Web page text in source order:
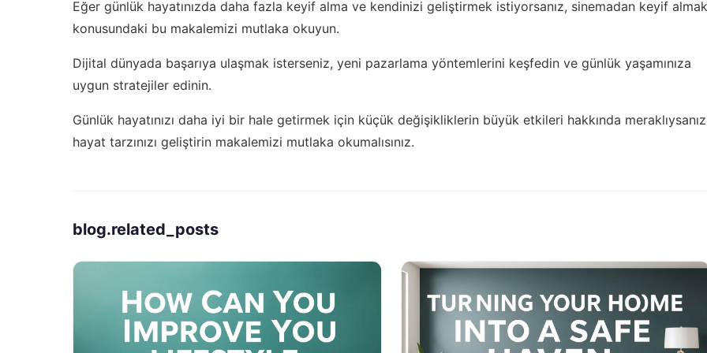
Eğer günlük hayatınızda daha fazla keyif alma ve kendinizi geliştirmek istiyorsanız, sinemadan keyif almak
konusundaki bu makalemizi mutlaka okuyun.
Dijital dünyada başarıya ulaşmak isterseniz, yeni pazarlama yöntemlerini keşfedin ve günlük yaşamınıza
uygun stratejiler edinin.
Günlük hayatınızı daha iyi bir hale getirmek için küçük değişikliklerin büyük etkileri hakkında
hayat tarzınızı geliştirin makalemizi mutlaka okumalısınız.
blog.related_posts